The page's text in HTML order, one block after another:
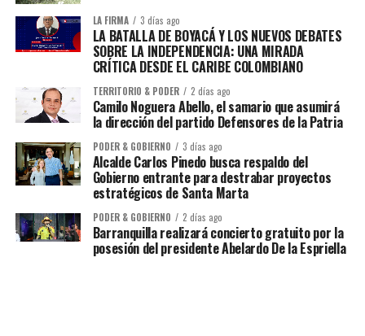
LA FIRMA 3 días ago
LA BATALLA DE BOYACÁ Y LOS NUEVOS DEBATES
SOBRE LA INDEPENDENCIA: UNA MIRADA
CRÍTICA DESDE EL CARIBE COLOMBIANO
TERRITORIO & PODER 2 días ago
Camilo Noguera Abello, el samario que asumirá
la dirección del partido Defensores de la Patria
PODER & GOBIERNO 3 días ago
Alcalde Carlos Pinedo busca respaldo del
Gobierno entrante para destrabar proyectos
estratégicos de Santa Marta
PODER & GOBIERNO 2 días ago
Barranquilla realizará concierto gratuito por la
posesión del presidente Abelardo De la Espriella